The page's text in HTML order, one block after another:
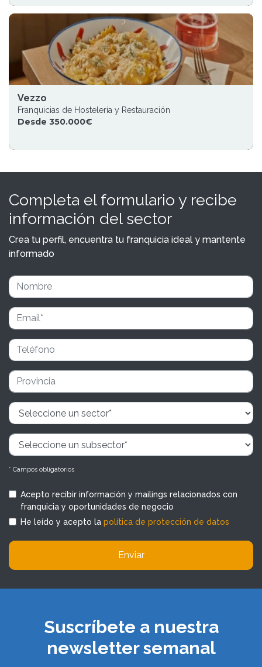
Vezzo
Franquicias de Hostelería y Restauración
Desde 350.000€
Completa el formulario y recibe
información del sector
Crea tu perfil, encuentra tu franquicia ideal y mantente
informado
* Campos obligatorios
Acepto recibir información y mailings relacionados con
franquicia y oportunidades de negocio
He leído y acepto la política de protección de datos
Enviar
Suscríbete a nuestra
newsletter semanal